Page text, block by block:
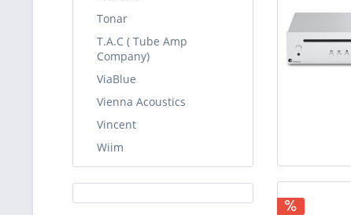
Tonar
T.A.C ( Tube Amp
Company)
ViaBlue
Vienna Acoustics
Vincent
Wiim